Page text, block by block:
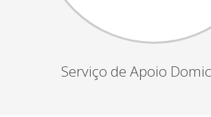
Serviço de Apoio